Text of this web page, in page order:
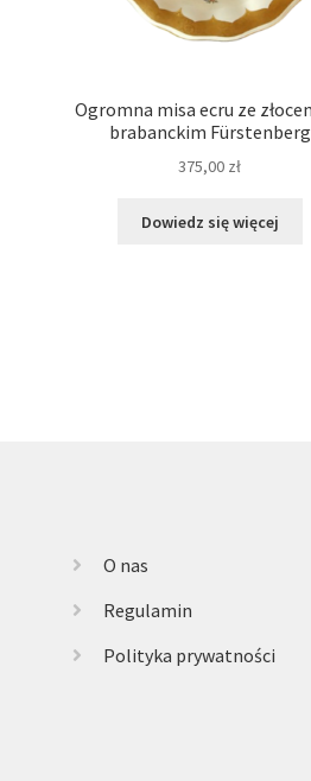
Ogromna misa ecru ze
brabanckim Fürstenberg
375,00 zł
Dowiedz się więcej
O nas
Regulamin
Polityka prywatności